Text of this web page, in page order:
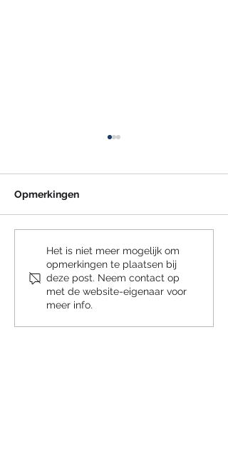
Subsidie Praktijkleren
2026
Opmerkingen
Het is niet meer mogelijk om
opmerkingen te plaatsen bij
deze post. Neem contact op
met de website-eigenaar voor
meer info.